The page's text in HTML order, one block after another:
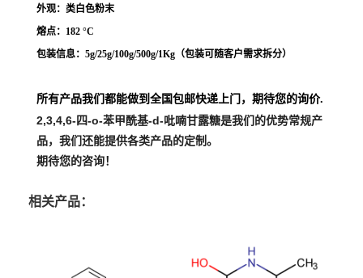
外观：类白色粉末
熔点： 182 °C
包装信息：5g/25g/100g/500g/1Kg（包装可随客户需求拆分）
所有产品我们都能做到全国包邮快递上门，期待您的询价.
2,3,4,6-四-o-苯甲酰基-d-吡喃甘露糖是我们的优势常规产
品，我们还能提供各类产品的定制。
期待您的咨询！
相关产品：